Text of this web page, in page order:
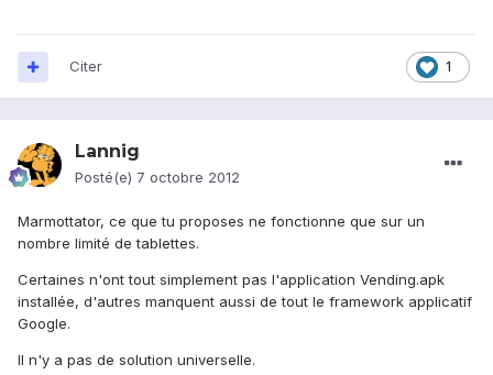
1
Citer
Lannig
Posté(e) 7 octobre 2012
Marmottator, ce que tu proposes ne fonctionne que sur un
nombre limité de tablettes.
Certaines n'ont tout simplement pas l'application Vending.apk
installée, d'autres manquent aussi de tout le framework applicatif
Google.
Il n'y a pas de solution universelle.